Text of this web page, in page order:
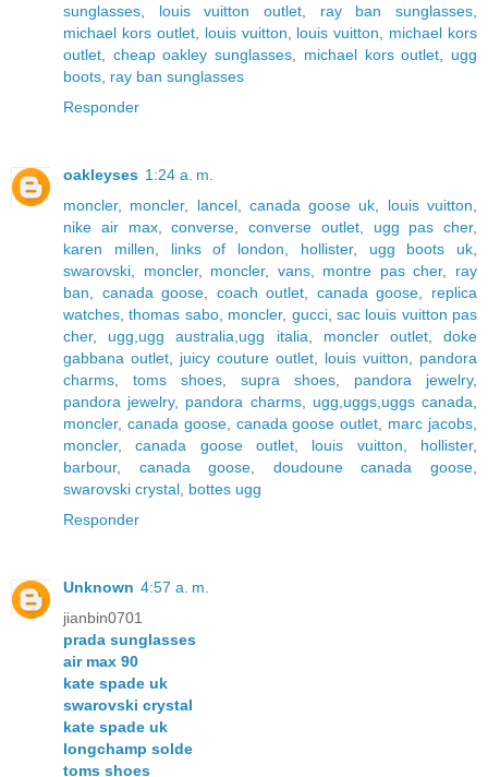
sunglasses
louis vuitton outlet ray ban sunglasses
michael kors outlet, louis vuitton louis vuitton
michael kors
outlet
cheap oakley sunglasses michael kors outlet
ugg
boots ray ban sunglasses
Responder
oakleyses 1:24 a. m.
moncler, moncler, lancel, canada goose uk louis vuitton
nike air max,converse converse outlet, ugg pas cher,
karen millen
links of london hollister, ugg boots uk
swarovski
moncler, moncler, vans, montre pas cher, ray
ban
canada goose coach outlet canada goose
replica
watches ,thomas sabo, moncler, gucci, sac louis vuitton pas
cher, ugg,ugg australia,ugg italia moncler outlet,doke
gabbana outlet
juicy couture outlet louis vuitton
pandora
charms
toms shoes supra shoes pandora jewelry,
pandora jewelry, pandora charms, ugg,uggs,uggs canada
moncler, canada goose, canada goose outlet marc jacobs
moncler,canada goose outlet louis vuitton hollister,
barbour, canada goose doudoune canada goose
swarovski crystal bottes ugg
Responder
Unknown 4:57 a. m.
jianbin0701
prada sunglasses
air max 90
kate spade uk
swarovski crystal
kate spade uk
longchamp solde
toms shoes